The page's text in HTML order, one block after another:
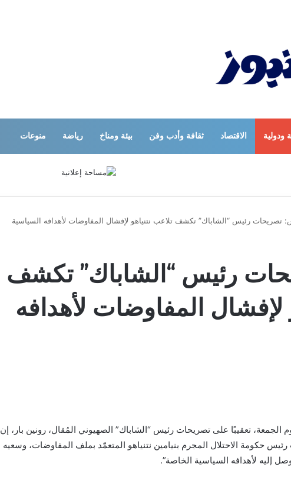
ودولية الاقتصاد ثقافة وأدب وفن بيئة ومناخ رياضة منوعات
تصريحات رئيس “الشاباك” تكشف تلاعب نتنياهو لإفشال المفاوضات لأهدافه السياسية
رئيس “الشاباك” تكشف
لإفشال المفاوضات لأهدافه
تعقيبًا على تصريحات رئيس “الشاباك” الصهيوني المُقال، رونين بار، إن
حكومة الاحتلال المجرم بنيامين نتنياهو المتعمّد بملف المفاوضات، وسعيه
إليه لأهدافه السياسية الخاصة”.